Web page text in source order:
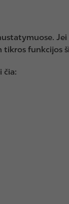
funkcijos
čia: